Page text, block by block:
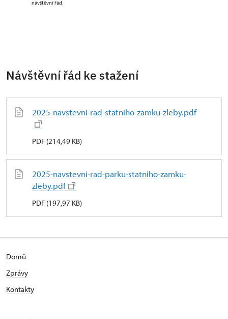
návštěvní řád.
Návštěvní řád ke stažení
2025-navstevni-rad-statniho-zamku-zleby.pdf
PDF (214,49 KB)
2025-navstevni-rad-parku-statniho-zamku-
zleby.pdf
PDF (197,97 KB)
Domů
Zprávy
Kontakty